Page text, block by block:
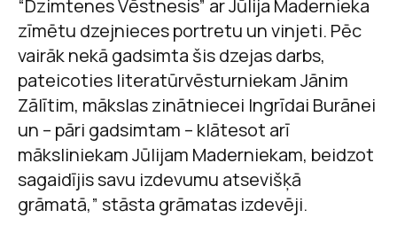
“Dzimtenes Vēstnesis” ar Jūlija Madernieka
zīmētu dzejnieces portretu un vinjeti. Pēc
vairāk nekā gadsimta šis dzejas darbs,
pateicoties literatūrvēsturniekam Jānim
Zālītim, mākslas zinātniecei Ingrīdai Burānei
un – pāri gadsimtam – klātesot arī
māksliniekam Jūlijam Maderniekam, beidzot
sagaidījis savu izdevumu atsevišķā
grāmatā,” stāsta grāmatas izdevēji.